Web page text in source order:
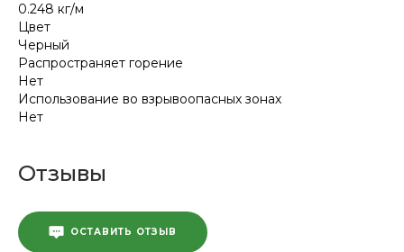
0.248 кг/м
Цвет
Черный
Распространяет горение
Нет
Использование во взрывоопасных зонах
Нет
Отзывы
ОСТАВИТЬ ОТЗЫВ